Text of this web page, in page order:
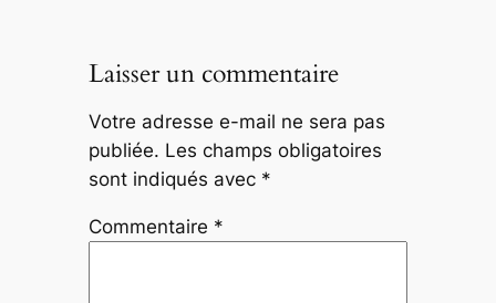
Laisser un commentaire
Votre adresse e-mail ne sera pas
publiée. Les champs obligatoires
sont indiqués avec *
Commentaire *